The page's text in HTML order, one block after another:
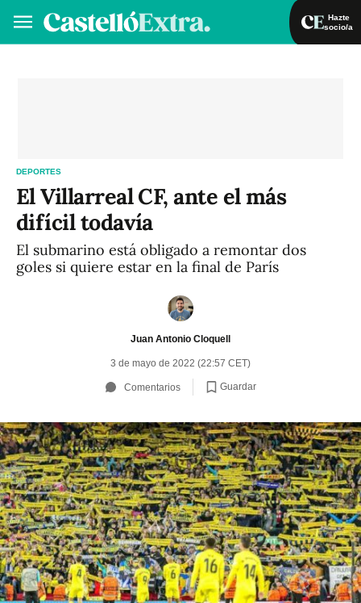
Hazte
socio/a
DEPORTES
El Villarreal CF, ante el más
difícil todavía
El submarino está obligado a remontar dos
goles si quiere estar en la final de París
Juan Antonio Cloquell
3 de mayo de 2022 (22:57 CET)
Comentarios Guardar